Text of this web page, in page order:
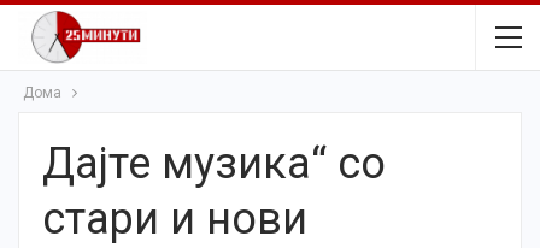
Дома
Дајте музика“ со
стари и нови